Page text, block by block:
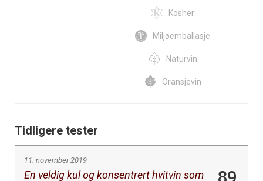
Kosher
Miljøemballasje
Naturvin
Oransjevin
Tidligere tester
11. november 2019
En veldig kul og konsentrert hvitvin som